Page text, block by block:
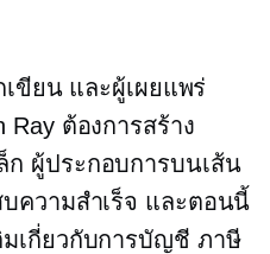
ขียน และผู้เผยแพร่
Ray ต้องการสร้าง
ก ผู้ประกอบการบนเส้น
ความสำเร็จ และตอนนี้
เกี่ยวกับการบัญชี ภาษี